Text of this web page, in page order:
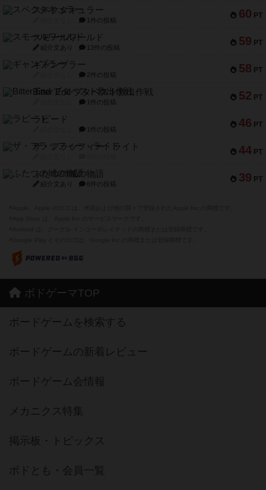
60 PT
スペクタキュラー
1件の投稿
59 PT
スモールワールド
紹介文あり 13件の投稿
58 PT
ギャンブラー
2件の投稿
52 PT
Bitter End ブタペスト救出作戦
1件の投稿
46 PT
ラピード
1件の投稿
44 PT
ザ・フラッフィー・ライト
39 PT
ふたつの城の物語
紹介文あり 6件の投稿
ボドゲーマTOP
ボードゲームを検索する
ボードゲームの新着レビュー
ボードゲーム会情報
メカニクス特集
掲示板・トピックス
ボドとも・会員一覧